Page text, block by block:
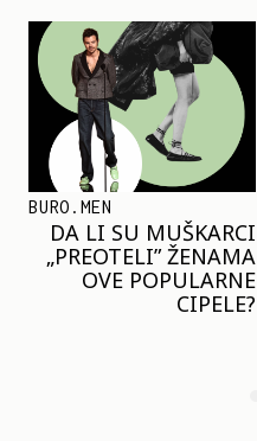
TRENDOVI
KLJUČNI TREND LETA:
MARGO ROBI I HEJLI
BIBER NOSE ISTI
MODNI DETALJ